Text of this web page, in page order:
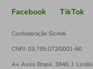
Facebook TikTok
Confederação Sicredi
CNPJ: 03.795.072/0001-60
Av. Assis Brasil, 3940, J.